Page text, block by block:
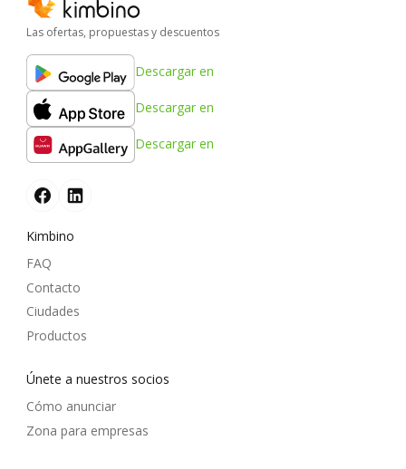
Las ofertas, propuestas y descuentos
Descargar en
Descargar en
Descargar en
Kimbino
FAQ
Contacto
Ciudades
Productos
Únete a nuestros socios
Cómo anunciar
Zona para empresas